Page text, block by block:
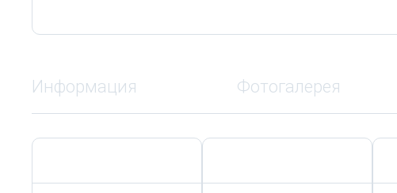
Информация Фотогалерея